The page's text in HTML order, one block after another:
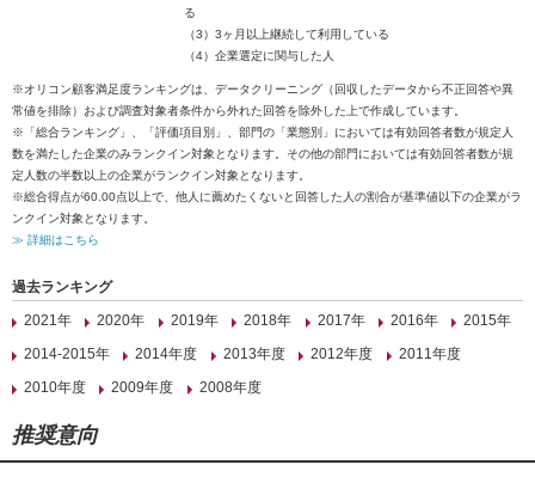
る
（3）3ヶ月以上継続して利用している
（4）企業選定に関与した人
※オリコン顧客満足度ランキングは、データクリーニング（回収したデータから不正回答や異
常値を排除）および調査対象者条件から外れた回答を除外した上で作成しています。
※「総合ランキング」、「評価項目別」、部門の「業態別」においては有効回答者数が規定人
数を満たした企業のみランクイン対象となります。その他の部門においては有効回答者数が規
定人数の半数以上の企業がランクイン対象となります。
※総合得点が60.00点以上で、他人に薦めたくないと回答した人の割合が基準値以下の企業がラ
ンクイン対象となります。
≫ 詳細はこちら
過去ランキング
2021年
2020年 2019年 2018年 2017年 2016年
2015年
2014-2015年
2014年度 2013年度 2012年度
2011年度
2010年度
2009年度 2008年度
推奨意向